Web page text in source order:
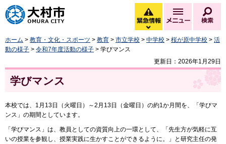
大村市
緊急情報
緊急情報を開く
メニュー
ホーム > 教育・文化・スポーツ > 教育 > 市立学校 > 中学校 > 桜が原中学校 > 活
動の様子 > 令和7年度活動の様子 > 学びマンス
更新日：2026年1月29日
学びマンス
本校では、1月13日（火曜日）～2月13日（金曜日）の約1か月間を、「学びマ
ンス」の期間としています。
「学びマンス」は、教員としての資質向上の一環として、「先生方が気軽に互
いの授業を参観し、授業実践に生かすことができるように。」と研究主任の発